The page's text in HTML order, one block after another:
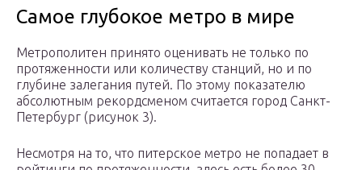
Самое глубокое метро в мире
Метрополитен принято оценивать не только по
протяженности или количеству станций, но и по
глубине залегания путей. По этому показателю
абсолютным рекордсменом считается город Санкт-
Петербург (рисунок 3).
Несмотря на то, что питерское метро не попадает в